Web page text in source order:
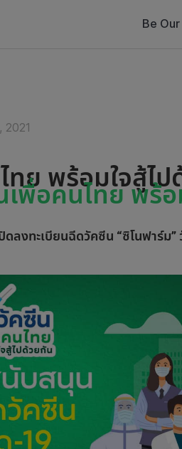
Be
2021
ทย พร้อมใจสู้ไป
พื่อคนไทย พร้อ
ดลงทะเบียนฉีดวัคซีน “ซิโนฟาร์ม